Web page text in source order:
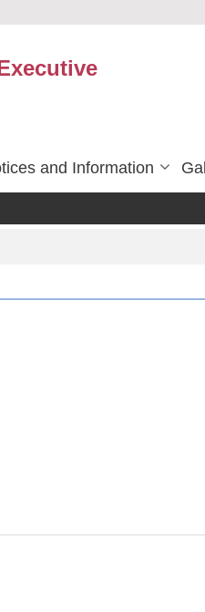
and Information